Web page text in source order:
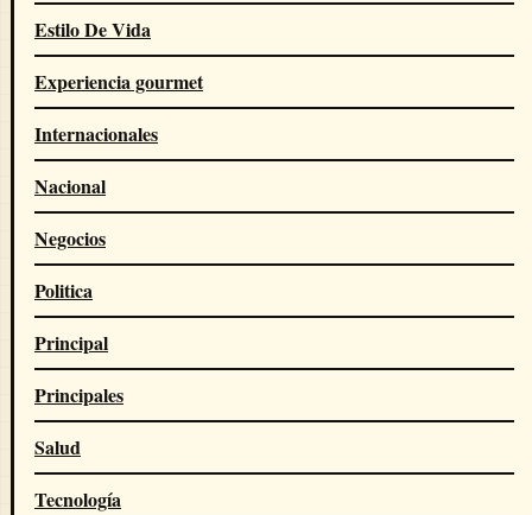
Estilo De Vida
Experiencia gourmet
Internacionales
Nacional
Negocios
Politica
Principal
Principales
Salud
Tecnología